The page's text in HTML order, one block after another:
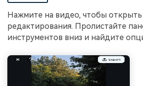
Нажмите на видео, чтобы
редактирования. Пролистайте
инструментов вниз и найдите